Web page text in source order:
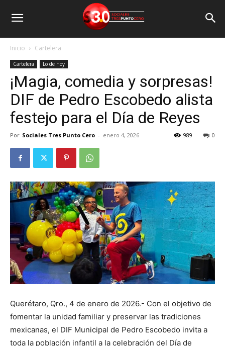
Inicio Cartelera
Cartelera Lo de hoy
¡Magia, comedia y sorpresas!
DIF de Pedro Escobedo alista
festejo para el Día de Reyes
Por Sociales Tres Punto Cero - enero 4, 2026 0
989
Querétaro, Qro., 4 de enero de 2026.- Con el objetivo de
fomentar la unidad familiar y preservar las tradiciones
mexicanas, el DIF Municipal de Pedro Escobedo invita a
toda la población infantil a la celebración del Día de